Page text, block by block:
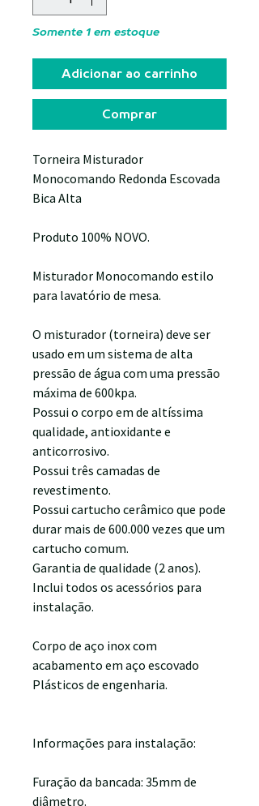
Somente 1 em estoque
Adicionar ao carrinho
Comprar
Torneira Misturador
Monocomando Redonda Escovada
Bica Alta
Produto 100% NOVO.
Misturador Monocomando estilo
para lavatório de mesa.
O misturador (torneira) deve ser
usado em um sistema de alta
pressão de água com uma pressão
máxima de 600kpa.
Possui o corpo em de altíssima
qualidade, antioxidante e
anticorrosivo.
Possui três camadas de
revestimento.
Possui cartucho cerâmico que pode
durar mais de 600.000 vezes que um
cartucho comum.
Garantia de qualidade (2 anos).
Inclui todos os acessórios para
instalação.
Corpo de aço inox com
acabamento em aço escovado
Plásticos de engenharia.
Informações para instalação:
Furação da bancada: 35mm de
diâmetro.